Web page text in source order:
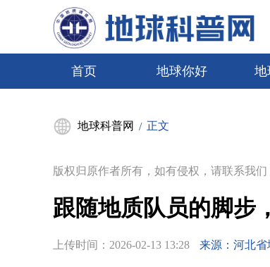
首页 地球你好 地
地球科普网 / 正文
版权归原作者所有，如有侵权，请联系我们
跟随地质队员的脚步
上传时间： 2026-02-13 13:28 来源：河北省